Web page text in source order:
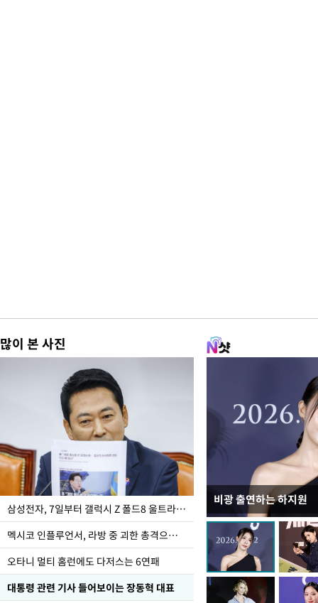
많이 본 사진
삼성전자, 7일부터 갤럭시 Z 폴드8 울트라·폴드8·플립8 출시
멕시코 인플루언서, 라방 중 괴한 총격으로 사망
오타니 멀티 홈런에도 다저스는 6연패
대통령 관련 기사 들어보이는 장동혁 대표
비광 출연하는 하지원
이재명 대통령, "수사
선 다해 강구해야"